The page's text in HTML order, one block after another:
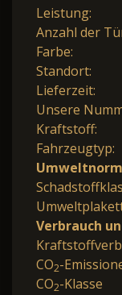
Leistung:
Anzahl der
Farbe:
Standort:
Lieferzeit:
Unsere
Kraftstoff:
Fahrzeugtyp:
Verbrauch
CO2-
CO2-Klasse